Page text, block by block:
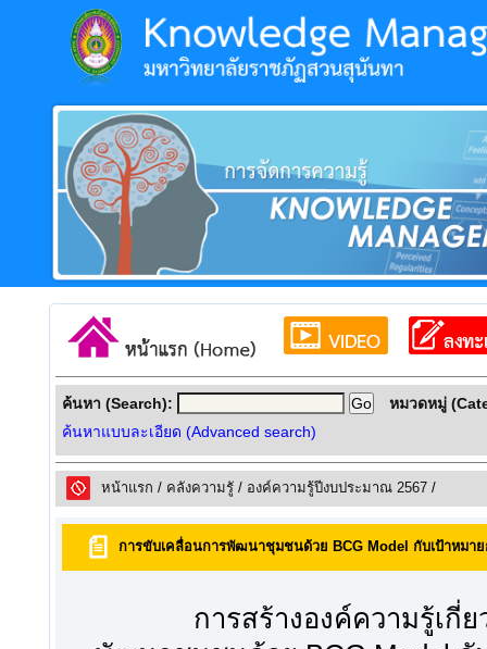
ค้นหา (Search):
ค้นหาแบบละเอียด (Advanced search)
หมวดหมู่
หน้าแรก / คลังความรูั / องค์ความรู้ปีงบประมาณ 2567 /
การขับเคลื่อนการพัฒนาชุมชนด้วย BCG Model กับเป้าหมา
การสร้างองค์ความรู้เกี่ยว